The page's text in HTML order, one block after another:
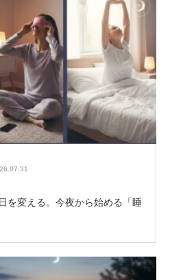
を変える。今夜から始める「睡